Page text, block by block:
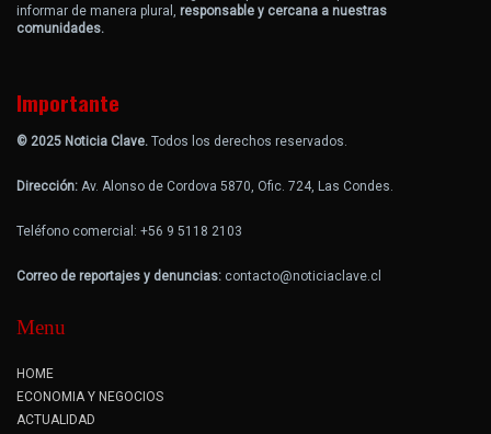
informar de manera plural, responsable y cercana a nuestras
comunidades.
Importante
© 2025 Noticia Clave. Todos los derechos reservados.
Dirección: Av. Alonso de Cordova 5870, Ofic. 724, Las Condes.
Teléfono comercial: +56 9 5118 2103
Correo de reportajes y denuncias: contacto@noticiaclave.cl
Menu
HOME
ECONOMIA Y NEGOCIOS
ACTUALIDAD